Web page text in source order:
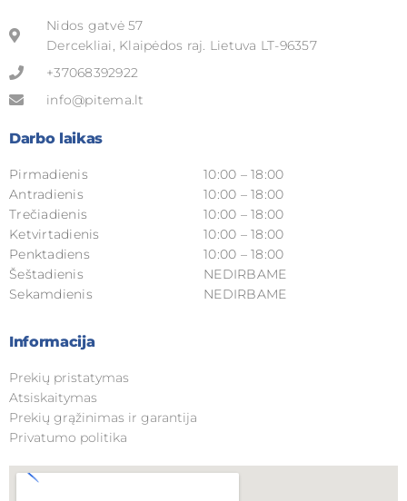
Nidos gatvė 57
Dercekliai, Klaipėdos raj. Lietuva LT-96357
+37068392922
info@pitema.lt
Darbo laikas
Pirmadienis
Antradienis
Trečiadienis
Ketvirtadienis
Penktadiens
Šeštadienis
Sekamdienis
10:00 – 18:00
10:00 – 18:00
10:00 – 18:00
10:00 – 18:00
10:00 – 18:00
NEDIRBAME
NEDIRBAME
Informacija
Prekių pristatymas
Atsiskaitymas
Prekių grąžinimas ir garantija
Privatumo politika